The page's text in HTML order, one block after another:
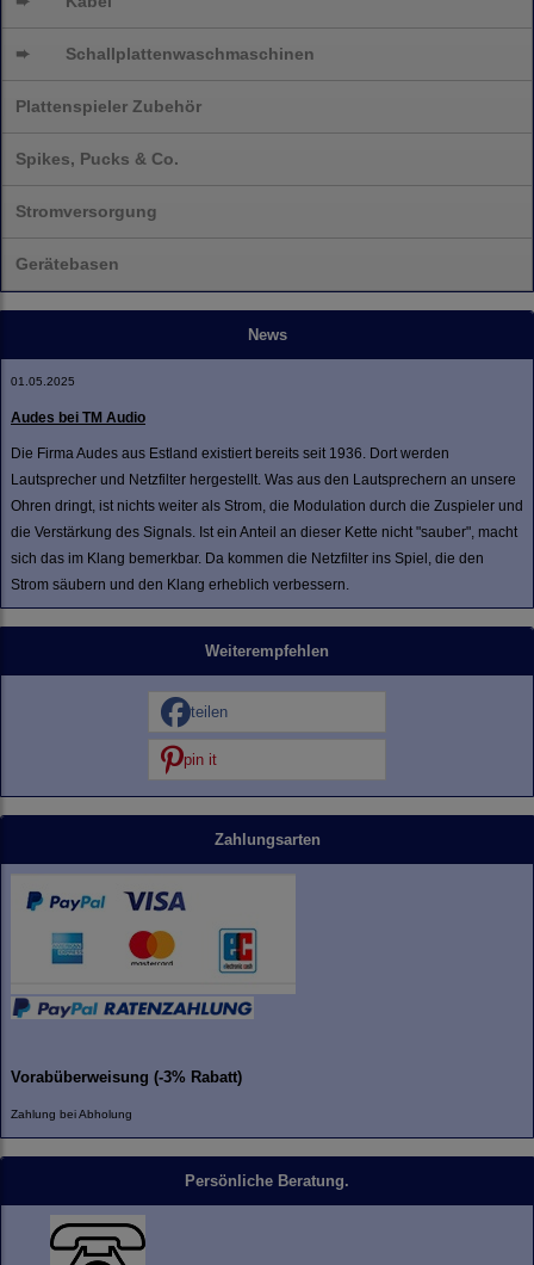
➨ Schallplattenwaschmaschinen
Plattenspieler Zubehör
Spikes, Pucks & Co.
Stromversorgung
Gerätebasen
News
01.05.2025
Audes bei TM Audio
Die Firma Audes aus Estland existiert bereits seit 1936. Dort werden
Lautsprecher und Netzfilter hergestellt. Was aus den Lautsprechern an unsere
Ohren dringt, ist nichts weiter als Strom, die Modulation durch die Zuspieler und
die Verstärkung des Signals. Ist ein Anteil an dieser Kette nicht "sauber", macht
sich das im Klang bemerkbar. Da kommen die Netzfilter ins Spiel, die den
Strom säubern und den Klang erheblich verbessern.
Weiterempfehlen
teilen
pin it
Zahlungsarten
Vorabüberweisung (-3% Rabatt)
Zahlung bei Abholung
Persönliche Beratung.